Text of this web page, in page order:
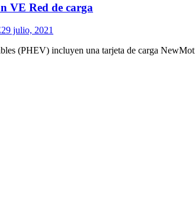
VE Red de carga
29 julio, 2021
(PHEV) incluyen una tarjeta de carga